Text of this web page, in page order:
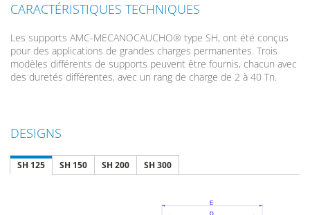
CARACTÉRISTIQUES TECHNIQUES
Les supports AMC-MECANOCAUCHO® type SH, ont été conçus
pour des applications de grandes charges permanentes. Trois
modèles différents de supports peuvent être fournis, chacun avec
des duretés différentes, avec un rang de charge de 2 à 40 Tn.
DESIGNS
SH 125 SH 150 SH 200 SH 300